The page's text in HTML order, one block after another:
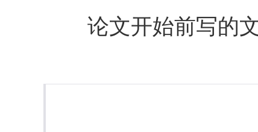
论文开始前写的